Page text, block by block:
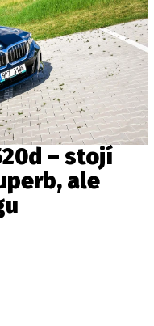
– stojí
ale